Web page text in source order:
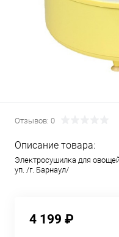
Отзывов: 0
Описание товара:
Электросушилка для
уп. /г. Барнаул/
4 199 ₽